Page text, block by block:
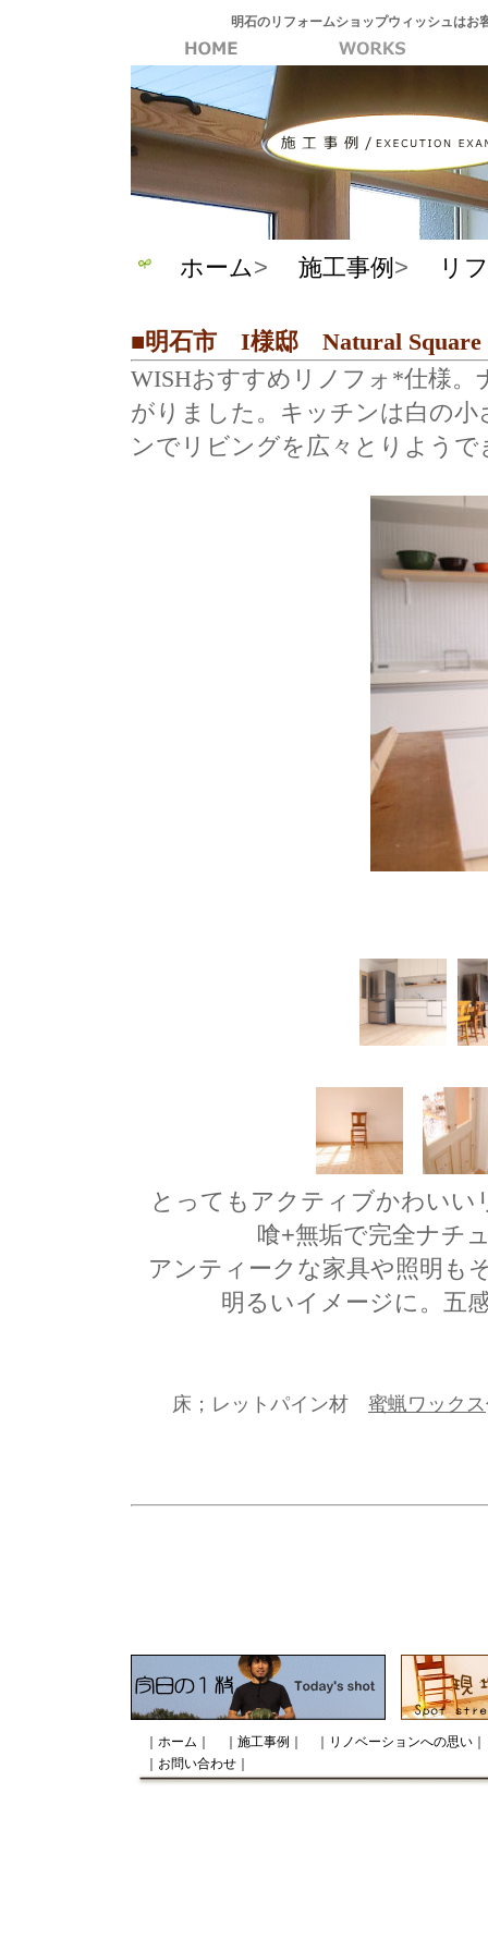
明石のリフォームショップウィッシュはお
ホーム> 施工事例 > リ
■明石市 I様邸 Natural
WISHおすすめリノフォ*仕様
がりました。キッチンは白の
ンでリビングを広々とりようで
とってもアクティブかわい
喰+無垢で完全ナチ
アンティークな家具や照明も
明るいイメージに。五
床；レットパイン材 蜜蝋ワックス
｜ホーム｜ ｜施工事例｜
｜リノベーションへの思い｜
｜お問い合わせ｜